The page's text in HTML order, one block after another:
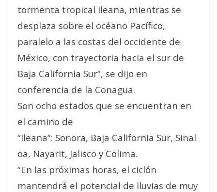
tormenta tropical Ileana, mientras se
desplaza sobre el océano Pacífico,
paralelo a las costas del occidente de
México, con trayectoria hacia el sur de
Baja California Sur”, se dijo en
conferencia de la Conagua.
Son ocho estados que se encuentran en
el camino de
“Ileana”: Sonora, Baja California Sur, Sinal
oa, Nayarit, Jalisco y Colima.
“En las próximas horas, el ciclón
mantendrá el potencial de lluvias de muy